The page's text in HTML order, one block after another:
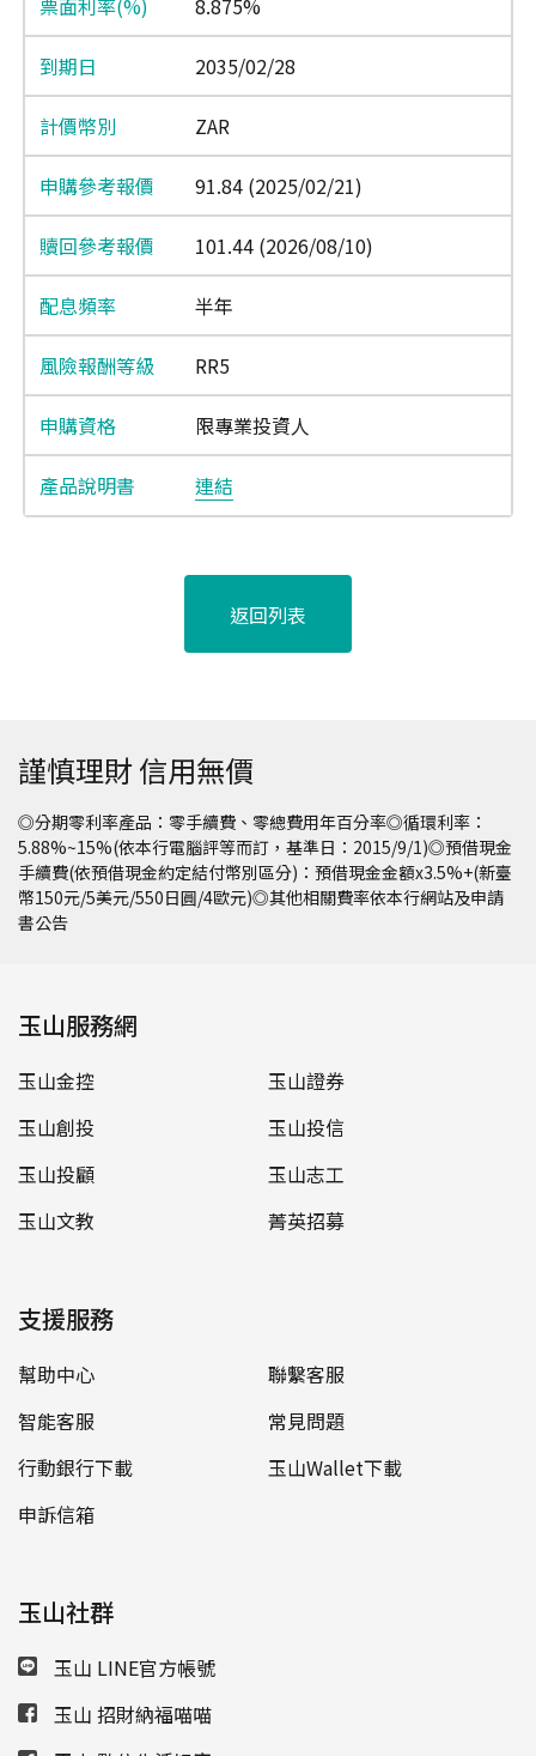
8.875%
2035/02/28
ZAR
91.84 (2025/02/21)
101.44 (2026/08/10)
半年
RR5
限專業投資人
連結
返回列表
謹慎理財 信用無價
◎分期零利率產品：零手續費、零總費用年百分率◎循環利率：
5.88%~15%(依本行電腦評等而訂，基準日：2015/9/1)◎預借現金
手續費(依預借現金約定結付幣別區分)：預借現金金額x3.5%+(新臺
幣150元/5美元/550日圓/4歐元)◎其他相關費率依本行網站及申請
書公告
玉山服務網
玉山金控
玉山證券
玉山創投
玉山投信
玉山投顧
玉山志工
玉山文教
菁英招募
支援服務
幫助中心
聯繫客服
智能客服
常見問題
行動銀行下載
玉山Wallet下載
申訴信箱
玉山社群
玉山 LINE官方帳號
玉山 招財納福喵喵